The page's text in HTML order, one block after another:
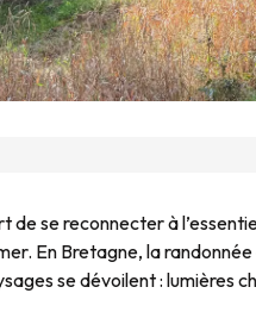
de se reconnecter à
En Bretagne, la
se dévoilent : lumières